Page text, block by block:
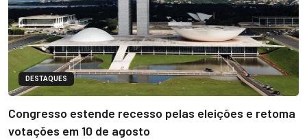
DESTAQUES
Congresso estende recesso pelas eleições e retoma
votações em 10 de agosto